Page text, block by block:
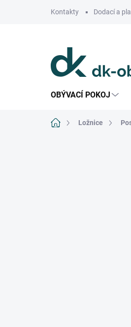
Kontakty Dodací a
OBÝVACÍ POKOJ
Domů Ložnice